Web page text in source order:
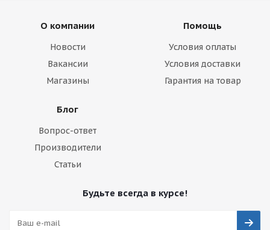
О компании
Новости
Вакансии
Магазины
Помощь
Условия оплаты
Условия доставки
Гарантия на товар
Блог
Вопрос-ответ
Производители
Статьи
Будьте всегда в курсе!